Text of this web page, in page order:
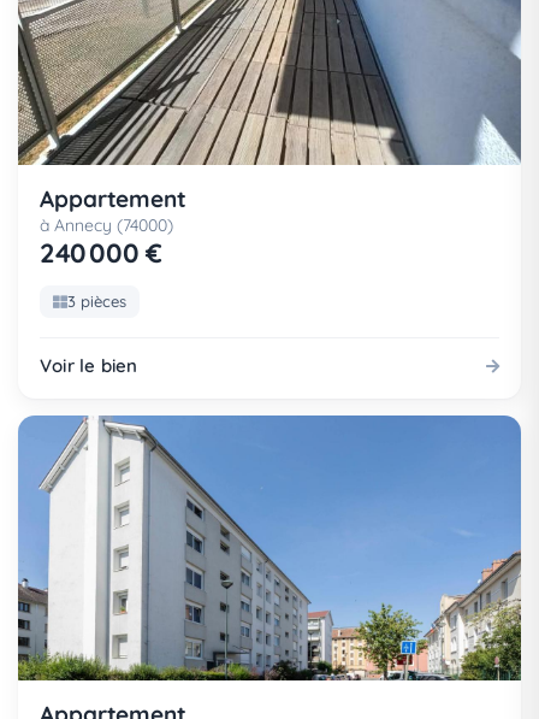
Appartement
à Annecy (74000)
240 000 €
3 pièces
Voir le bien